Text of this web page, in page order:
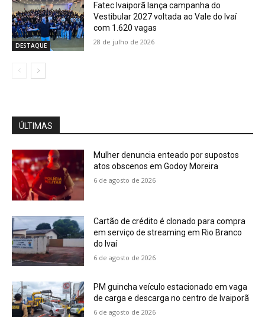
DESTAQUE
Fatec Ivaiporã lança campanha do
Vestibular 2027 voltada ao Vale do Ivaí
com 1.620 vagas
28 de julho de 2026
ÚLTIMAS
Mulher denuncia enteado por supostos
atos obscenos em Godoy Moreira
6 de agosto de 2026
Cartão de crédito é clonado para compra
em serviço de streaming em Rio Branco
do Ivaí
6 de agosto de 2026
PM guincha veículo estacionado em vaga
de carga e descarga no centro de Ivaiporã
6 de agosto de 2026